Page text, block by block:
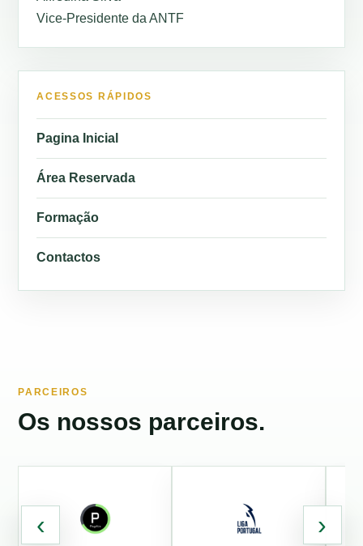
Vice-Presidente da ANTF
ACESSOS RÁPIDOS
Pagina Inicial
Área Reservada
Formação
Contactos
PARCEIROS
Os nossos parceiros.
‹ ›